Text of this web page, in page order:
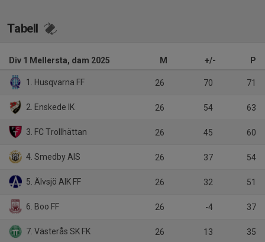
Tabell
Div 1 Mellersta, dam 2025 M +/- P
1. Husqvarna FF 26 70 71
2. Enskede IK 26 54 63
3. FC Trollhättan 26 45 60
4. Smedby AIS 26 37 54
5. Älvsjö AIK FF 26 32 51
6. Boo FF 26 -4 37
7. Västerås SK FK 26 13 35